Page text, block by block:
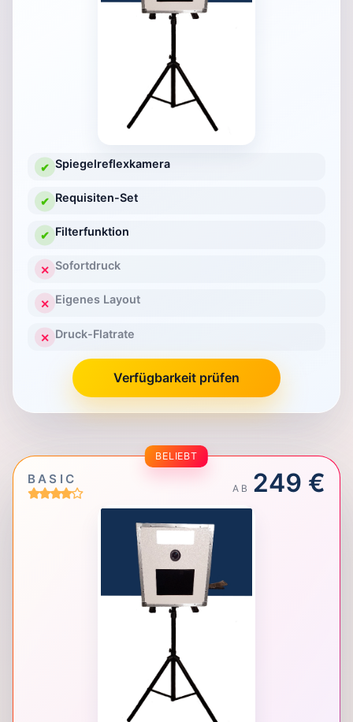
✔ Spiegelreflexkamera
✔ Requisiten-Set
✔ Filterfunktion
✕ Sofortdruck
✕ Eigenes Layout
✕ Druck-Flatrate
Verfügbarkeit prüfen
BELIEBT
BASIC
AB 249 €